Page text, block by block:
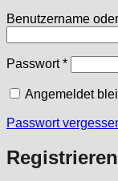
Benutzername
Passwort*
Angemeldet
Passwort
Registrieren